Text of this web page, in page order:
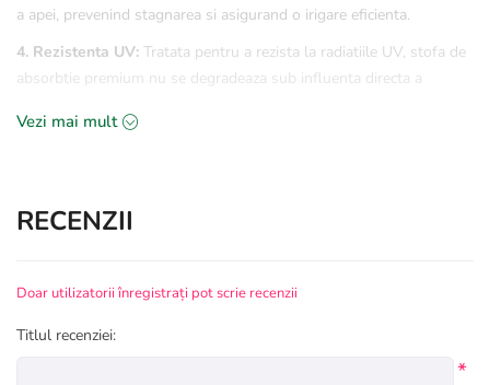
a apei, prevenind stagnarea si asigurand o irigare eficienta.
4. Rezistenta UV: Tratata pentru a rezista la radiatiile UV, stofa de
absorbtie premium nu se degradeaza sub influenta directa a
Vezi mai mult
RECENZII
Doar utilizatorii înregistrați pot scrie recenzii
Titlul recenziei:
*